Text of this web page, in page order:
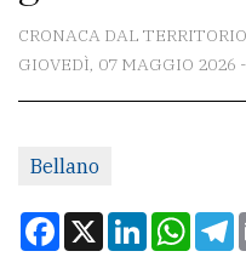
La
redazione
Per
tua
CRONACA DAL TERRITORIO
GIOVEDÌ, 07 MAGGIO 2026
Bellano
Facebook
X LinkedIn